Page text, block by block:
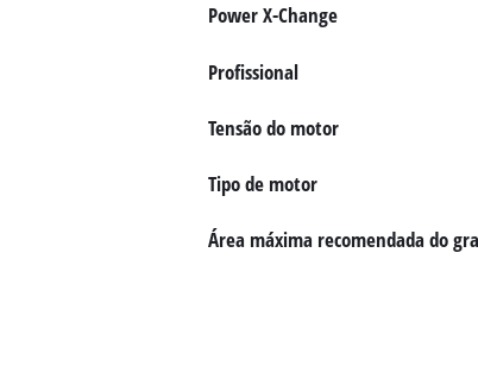
Power X-Change
Profissional
Tensão do motor
Tipo de motor
Área máxima recomendada do